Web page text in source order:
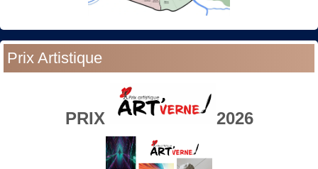
Prix Artistique
PRIX 2026